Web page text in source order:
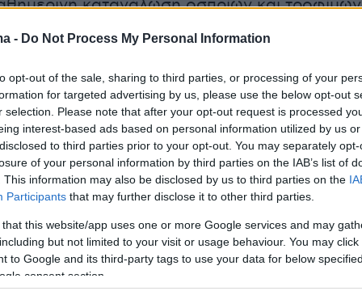
- Do Not Process My Personal Information
opt-out of the sale, sharing to third parties, or processing of your
for targeted advertising by us, please use the below opt-out
selection. Please note that after your opt-out request is processed
interest-based ads based on personal information utilized by us
to third parties prior to your opt-out. You may separately
of your personal information by third parties on the IAB’s list of
This information may also be disclosed by us to third parties on the
Participants that may further disclose it to other third parties.
that this website/app uses one or more Google services and may
but not limited to your visit or usage behaviour. You may
to Google and its third-party tags to use your data for below
consent section.
κατανάλωση οσπρίων και τροφίμων
σύγκριση με όσους κατανάλωναν λίγα
με υψηλή κατανάλωση είχαν 16%
να εμφανίσουν υψηλή αρτηριακή
όσοι κατανάλωναν περισσότερα
είχαν 19% χαμηλότερο κίνδυνο εμφάνισης
σε σχέση με όσους κατανάλωναν μικρές
της συσχέτισης μεταξύ ποσότητας
και μείωσης του κινδύνου, οι ερευνητές
γραμμική μείωση του κινδύνου κατά 30% για